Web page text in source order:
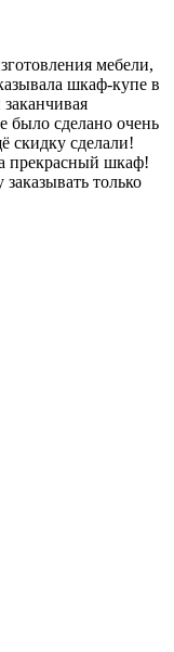
мебели,
шкаф-купе в
было сделано очень
скидку сделали!
прекрасный шкаф!
только